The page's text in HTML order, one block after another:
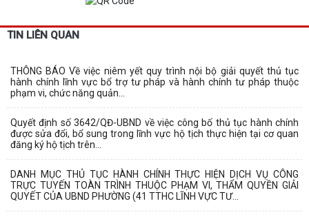
TIN LIÊN QUAN
THÔNG BÁO Về việc niêm yết quy trình nội bộ giải quyết thủ tục
hành chính lĩnh vực bổ trợ tư pháp và hành chính tư pháp thuộc
phạm vi, chức năng quản...
Quyết định số 3642/QĐ-UBND về việc công bố thủ tục hành chính
được sửa đổi, bổ sung trong lĩnh vực hộ tịch thực hiện tại cơ quan
đăng ký hộ tịch trên...
DANH MỤC THỦ TỤC HÀNH CHÍNH THỰC HIỆN DỊCH VỤ CÔNG
TRỰC TUYẾN TOÀN TRÌNH THUỘC PHẠM VI, THẨM QUYỀN GIẢI
QUYẾT CỦA UBND PHƯỜNG (41 TTHC LĨNH VỰC TƯ...